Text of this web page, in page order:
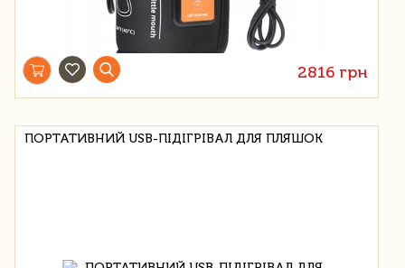
2816 грн
ПОРТАТИВНИЙ USB-ПІДІГРІВАЛ ДЛЯ ПЛЯШОК